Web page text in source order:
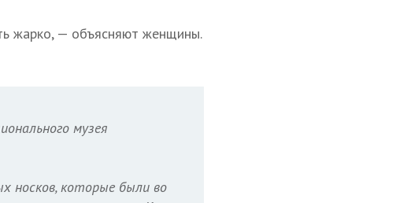
жарко, — объясняют женщины.
музея
носков, которые были во